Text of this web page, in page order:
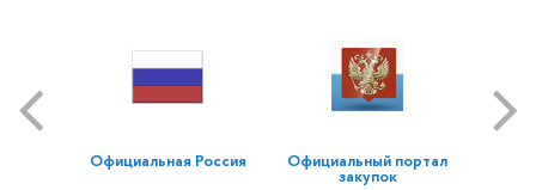
Официальная Россия Официальный портал
закупок